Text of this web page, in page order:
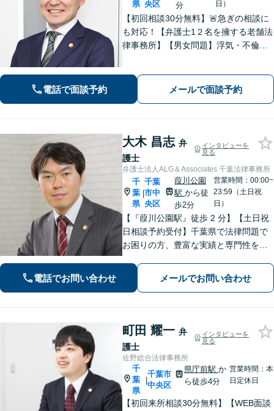
県 央区
分
日）
【初回相談30分無料】🚨急ぎの相談に
も対応！【弁護士1２名を擁する老舗法
律事務所】【男女問題】浮気・不倫の
【債権回収】売掛金の回収はお任せ
【葭川公園駅5分／千葉中央駅10分】
電話で面談予約 メールで面談予約
大木 昌志 弁
護士
インタビューを
見る
弁護士法人ALG＆Associates 千葉法律事務所
千
葉
県
|
千葉
市中
央区
葭川公園
駅から徒
歩2分
営業時間：00:00~
23:59（土日祝
日）
【『葭川公園駅』徒歩 2 分】【土日祝
日相談予約受付】千葉県で法律問題で
お困りの方、豊富な実績と専門性を持
す。どうぞお気軽にご相談ください。
電話でお問い合わせ メールでお問い合わせ
町田 耀一 弁
護士
インタビューを
見る
佐野総合法律事務所
千
葉
県
|
千葉市
中央区
県庁前駅か
ら徒歩4分
営業時間：本
日定休日
【初回来所相談30分無料】【WEB面談